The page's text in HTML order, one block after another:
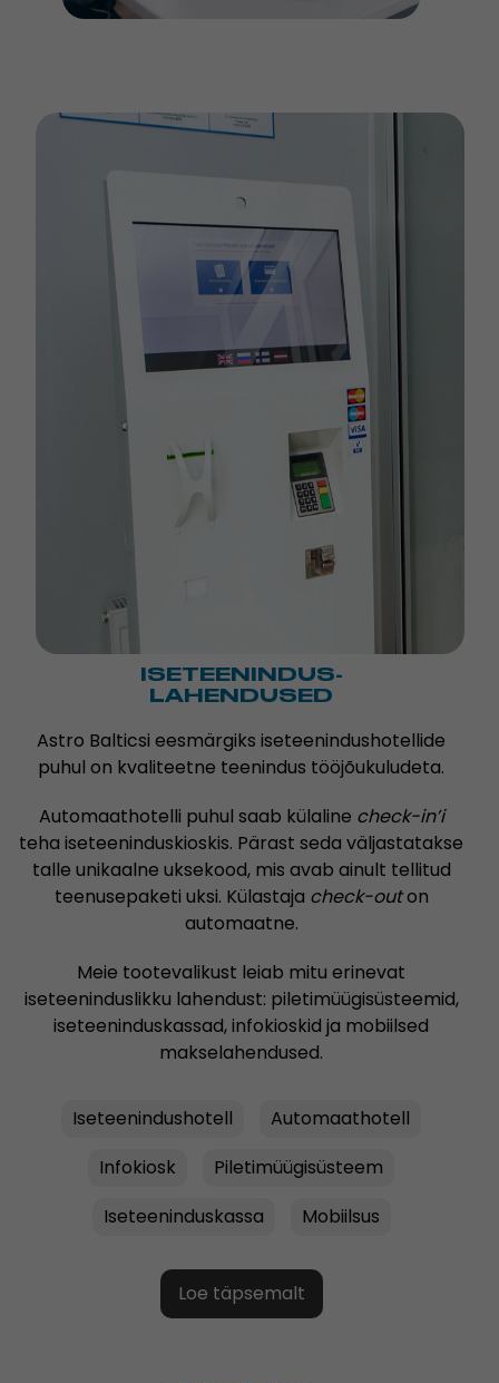
ISETEENINDUS-
LAHENDUSED
Astro Balticsi eesmärgiks iseteenindushotellide
puhul on kvaliteetne teenindus tööjõukuludeta.
Automaathotelli puhul saab külaline check-in’i
teha iseteeninduskioskis. Pärast seda väljastatakse
talle unikaalne uksekood, mis avab ainult tellitud
teenusepaketi uksi. Külastaja check-outon
automaatne.
Meie tootevalikust leiab mitu erinevat
iseteeninduslikku lahendust: piletimüügisüsteemid,
iseteeninduskassad, infokioskid ja mobiilsed
makselahendused.
Iseteenindushotell
Automaathotell
Infokiosk
Piletimüügisüsteem
Iseteeninduskassa
Mobiilsus
Loe täpsemalt